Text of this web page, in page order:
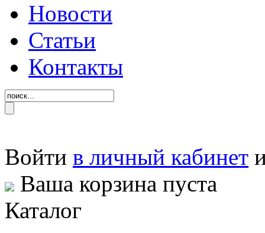
Новости
Статьи
Контакты
Войти в личный кабинет
Ваша корзина пуста
Каталог